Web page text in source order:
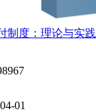
制度：理论与实践
01